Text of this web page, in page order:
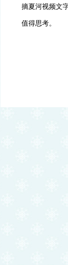
摘夏河视频文字
值得思考。